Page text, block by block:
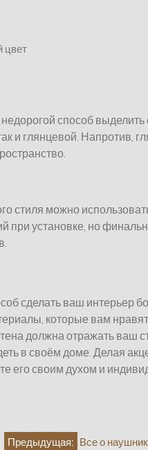
цвет
способ выделить
и глянцевой. Напротив,
стиля можно
при установке, но
сделать ваш интерьер
которые вам
должна отражать ваш
в своём доме. Делая
его своим духом и
Предыдущая: Все о